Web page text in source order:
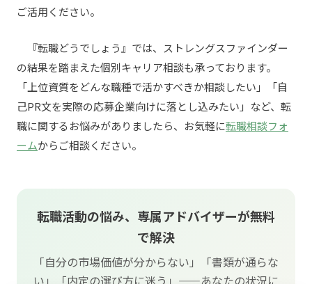
ご活用ください。
『転職どうでしょう』では、ストレングスファインダー
の結果を踏まえた個別キャリア相談も承っております。
「上位資質をどんな職種で活かすべきか相談したい」「自
己PR文を実際の応募企業向けに落とし込みたい」など、転
職に関するお悩みがありましたら、お気軽に転職相談フォ
ームからご相談ください。
転職活動の悩み、専属アドバイザーが無料
で解決
「自分の市場価値が分からない」「書類が通らな
い」「内定の選び方に迷う」——あなたの状況に